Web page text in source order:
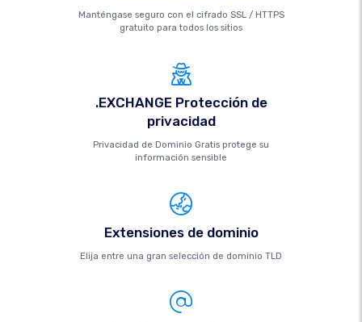
Manténgase seguro con el cifrado SSL / HTTPS
gratuito para todos los sitios
.EXCHANGE Protección de
privacidad
Privacidad de Dominio Gratis protege su
información sensible
Extensiones de dominio
Elija entre una gran selección de dominio TLD